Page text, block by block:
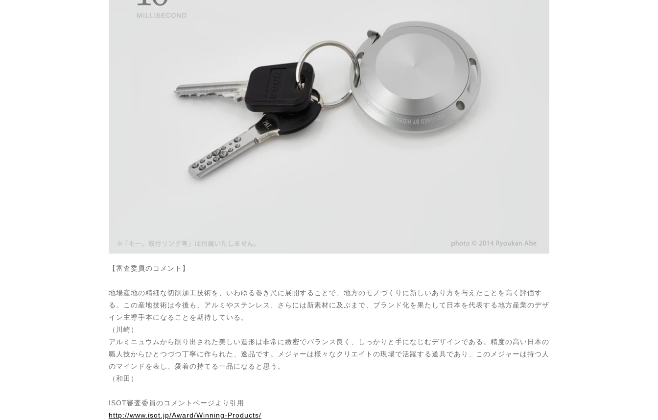
【審査委員のコメント 】
地場産地の精細な切削加工技術を、いわゆる巻き尺に展開することで、地方のモノづくりに新しいあり方を与えたことを高く評価す
る。この産地技術は今後も、アルミやステンレス、さらには新素材に及ぶまで、ブランド化を果たして日本を代表する地方産業のデザ
イン主導手本になることを期待している。
（川崎）
アルミニュウムから削り出された美しい造形は非常に緻密でバランス良く、しっかりと手になじむデザインである。精度の高い日本の
職人技からひとつづつ丁寧に作られた、逸品です。メジャーは様々なクリエイトの現場で活躍する道具であり、このメジャーは持つ人
のマインドを表し、愛着の持てる一品になると思う。
（和田）
ISOT審査委員のコメントページより引用
http://www.isot.jp/Award/Winning-Products/